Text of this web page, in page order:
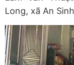
Long, xã An